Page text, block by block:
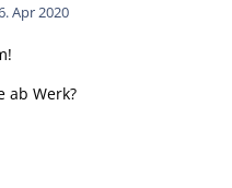
Apr 2020
ab Werk?